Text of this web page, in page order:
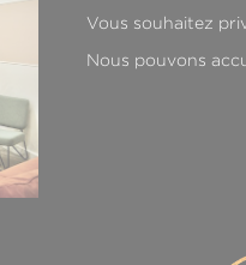
Vous souhaitez
Nous pouvons